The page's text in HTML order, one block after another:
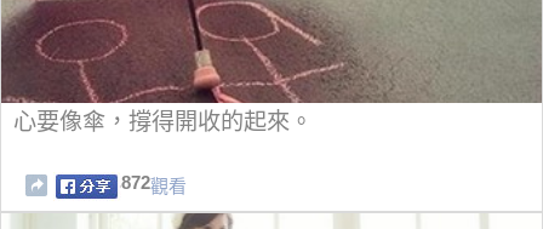
心要像傘，撐得開收的起來。
872觀看